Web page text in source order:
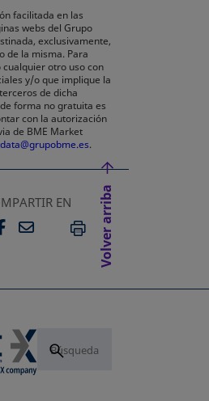
facilitada en las
webs del Grupo
exclusivamente,
de la misma. Para
cualquier otro uso con
y/o que implique la
de dicha
forma no gratuita es
con la autorización
de BME Market
.
EN
ABRE EN UNA PESTAÑA
FACEBOOK
SE ABRE EN UNA
EMAILIMPRIMIR
Volver arriba